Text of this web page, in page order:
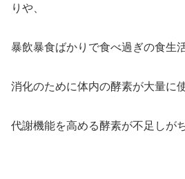
りや、
暴飲暴食ばかりで食べ過ぎの食生
消化のために体内の酵素が大量に
代謝機能を高める酵素が不足しが